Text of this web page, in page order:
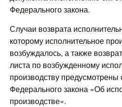
Федерального закона.
Случаи возврата
которому исполнительное
возбуждалось, а также
листа по возбужденному
производству предусмотрены
Федерального закона «Об
производстве».